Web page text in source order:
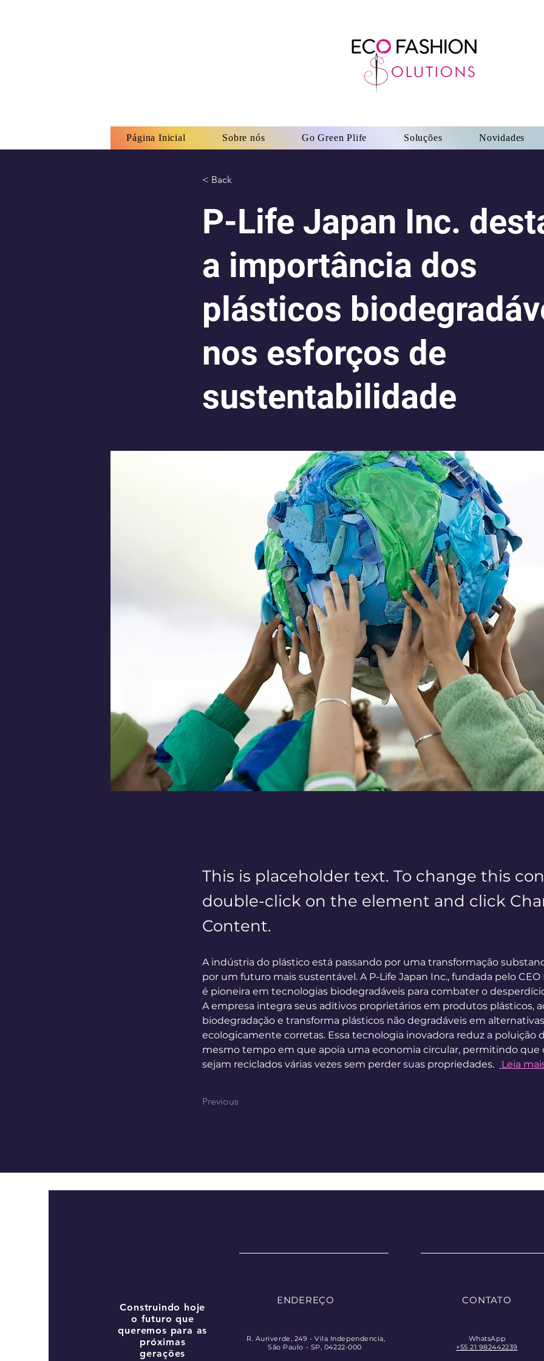
Página Inicial Sobre nós Go Green Plife Soluções Novidades
< Back
P-Life Japan Inc.
a importância dos
plásticos
nos esforços de
sustentabilidade
This is placeholder text. To change this
double-click on the element and click
Content.
A indústria do plástico está passando por uma transformação
por um futuro mais sustentável. A P-Life Japan Inc., fundada pelo CEO
é pioneira em tecnologias biodegradáveis ​​para combater o
A empresa integra seus aditivos proprietários em produtos plásticos,
biodegradação e transforma plásticos não degradáveis ​​em
ecologicamente corretas. Essa tecnologia inovadora reduz a poluição
mesmo tempo em que apoia uma economia circular, permitindo que
sejam reciclados várias vezes sem perder suas propriedades.
Leia
Previous
Construindo hoje
o futuro que
queremos para as
próximas
gerações
ENDEREÇO
R. Auriverde, 249 - Vila Independencia,
São Paulo - SP, 04222-000
CONTATO
WhatsApp
+55 21 982442239